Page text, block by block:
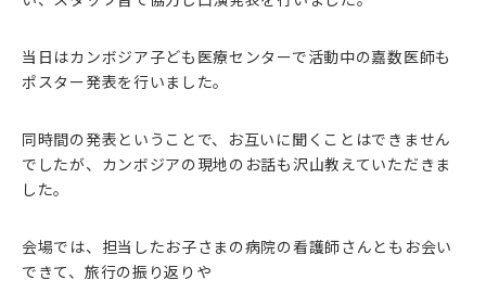
当日はカンボジア子ども医療センターで活動中の嘉数医師も
ポスター発表を行いました。
同時間の発表ということで、お互いに聞くことはできません
でしたが、カンボジアの現地のお話も沢山教えていただきま
した。
会場では、担当したお子さまの病院の看護師さんともお会い
できて、旅行の振り返りや